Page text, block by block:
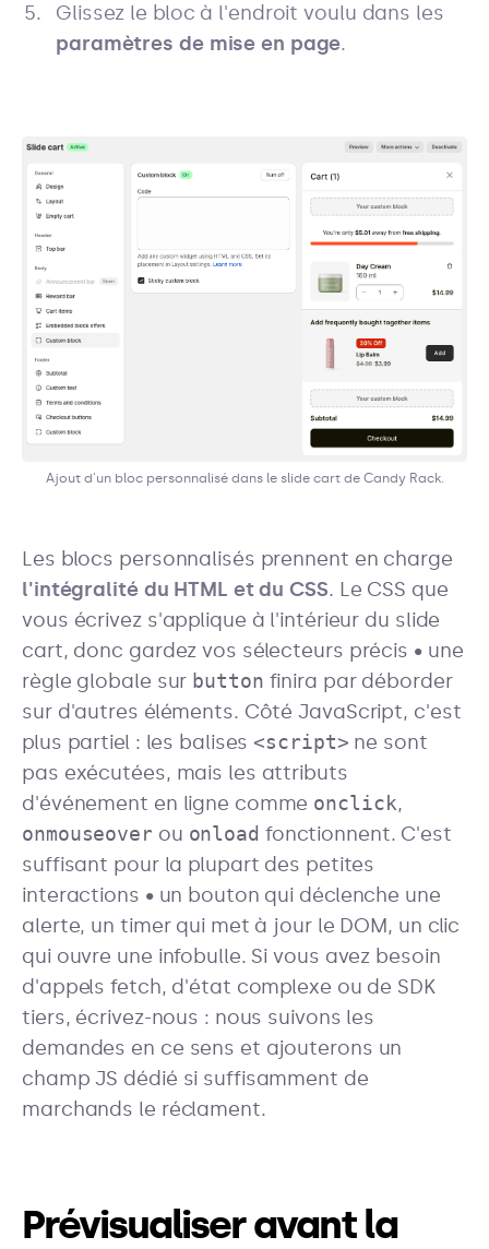
Glissez le bloc à l'endroit voulu dans les
paramètres de mise en page.
Ajout d'un bloc personnalisé dans le slide cart de Candy Rack.
Les blocs personnalisés prennent en charge
l'intégralité du HTML et du CSS. Le CSS que
vous écrivez s'applique à l'intérieur du slide
cart, donc gardez vos sélecteurs précis • une
règle globale sur button finira par déborder
sur d'autres éléments. Côté JavaScript, c'est
plus partiel : les balises<script> ne sont
pas exécutées, mais les attributs
d'événement en ligne comme onclick,
onmouseoverou onload fonctionnent. C'est
suffisant pour la plupart des petites
interactions • un bouton qui déclenche une
alerte, un timer qui met à jour le DOM, un clic
qui ouvre une infobulle. Si vous avez besoin
d'appels fetch, d'état complexe ou de SDK
tiers, écrivez-nous : nous suivons les
demandes en ce sens et ajouterons un
champ JS dédié si suffisamment de
marchands le réclament.
Prévisualiser avant la